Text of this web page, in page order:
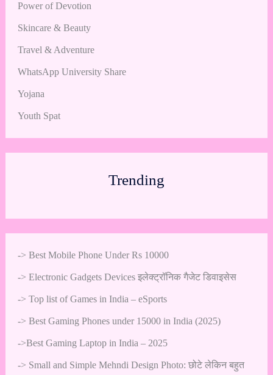
Power of Devotion
Skincare & Beauty
Travel & Adventure
WhatsApp University Share
Yojana
Youth Spat
Trending
-> Best Mobile Phone Under Rs 10000
-> Electronic Gadgets Devices इलेक्ट्रॉनिक गैजेट डिवाइसेस
-> Top list of Games in India – eSports
-> Best Gaming Phones under 15000 in India (2025)
->Best Gaming Laptop in India – 2025
-> Small and Simple Mehndi Design Photo: छोटे लेकिन बहुत